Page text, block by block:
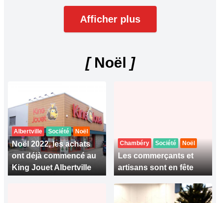
Afficher plus
[Noël ]
Albertville Société Noël
Noël 2022, les achats
ont déjà commencé au
King Jouet Albertville
Chambéry Société Noël
Les commerçants et
artisans sont en fête